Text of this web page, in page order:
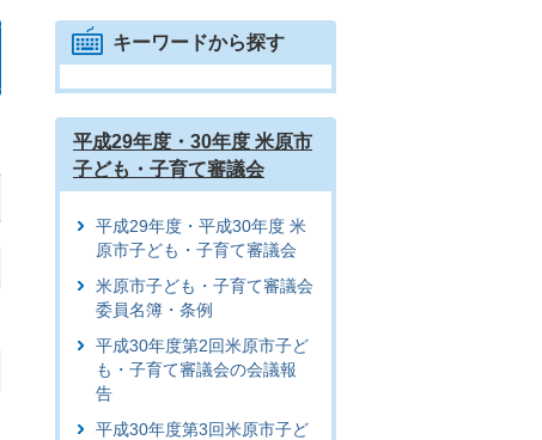
キーワードから探す
平成29年度・30年度 米原市
子ども・子育て審議会
平成29年度・平成30年度 米
原市子ども・子育て審議会
米原市子ども・子育て審議会
委員名簿・条例
平成30年度第2回米原市子ど
も・子育て審議会の会議報
告
平成30年度第3回米原市子ど